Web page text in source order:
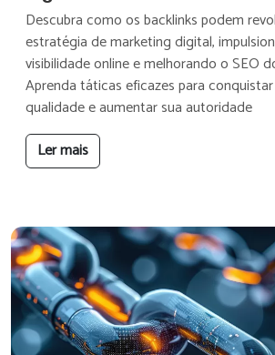
Descubra como os backlinks podem
estratégia de marketing digital,
visibilidade online e melhorando o SEO
Aprenda táticas eficazes para
qualidade e aumentar sua autoridade
Ler mais